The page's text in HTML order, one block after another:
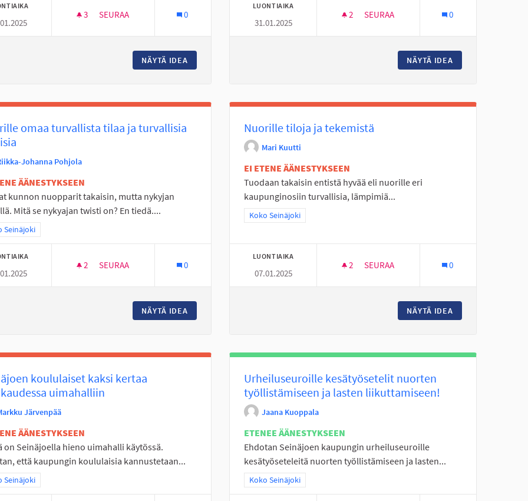
3 3 SEURAAJAA
SEURAA
SUOJATEIDEN LIIKENNETURVALLISUUDEN EDISTÄMINEN KOULUJEN LÄHEISYYDESSÄ
0
NÄYTÄ IDEA SUOJATEIDEN LIIKENNETURVALLISUUDEN EDISTÄMINEN KOULUJEN LÄHEISYYDESSÄ
LUONTIAIKA
31.01.2025
2 2 SEURAAJAA
SEURAA 0
NÄYTÄ IDEA
omaa turvallista tilaa ja turvallisia
Johanna Pohjola
ÄÄNESTYKSEEN
kunnon nuopparit takaisin, mutta nykyjan
Mitä se nykyajan twisti on? En tiedä....
tulokset teeman mukaan: Koko Seinäjoki
Seinäjoki
2 2 SEURAAJAA
SEURAA
NUORILLE OMAA TURVALLISTA TILAA JA TURVALLISIA AIKUISIA
0
NÄYTÄ IDEA NUORILLE OMAA TURVALLISTA TILAA JA TURVALLISIA AIKUISIA
Nuorille tiloja ja tekemistä
Mari Kuutti
EI ETENE ÄÄNESTYKSEEN
Tuodaan takaisin entistä hyvää eli nuorille eri
kaupunginosiin turvallisia, lämpimiä...
Rajaa tulokset teeman mukaan: Koko Seinäjoki
Koko Seinäjoki
LUONTIAIKA
07.01.2025
2 2 SEURAAJAA
SEURAA 0
NÄYTÄ IDEA
koululaiset kaksi kertaa
uimahalliin
Järvenpää
ÄÄNESTYKSEEN
on Seinäjoella hieno uimahalli käytössä.
että kaupungin koululaisia kannustetaan...
tulokset teeman mukaan: Koko Seinäjoki
Seinäjoki
Urheiluseuroille kesätyösetelit nuorten
työllistämiseen ja lasten liikuttamiseen!
Jaana Kuoppala
ETENEE ÄÄNESTYKSEEN
Ehdotan Seinäjoen kaupungin urheiluseuroille
kesätyöseteleitä nuorten työllistämiseen ja lasten...
Rajaa tulokset teeman mukaan: Koko Seinäjoki
Koko Seinäjoki